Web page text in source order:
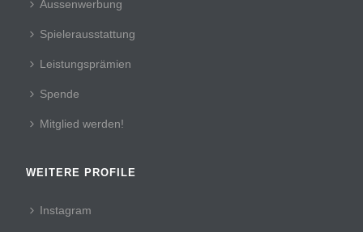
Aussenwerbung
Spielerausstattung
Leistungsprämien
Spende
Mitglied werden!
WEITERE PROFILE
Instagram